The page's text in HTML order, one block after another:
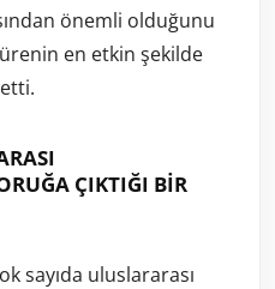
önemli olduğunu
en etkin şekilde
ÇIKTIĞI BİR
sayıda uluslararası